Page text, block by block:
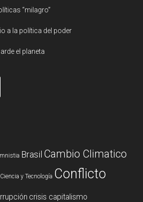
“milagro”
a la política del poder
el planeta
Brasil Cambio Climatico
Ciencia y Tecnología Conflicto
crisis capitalismo